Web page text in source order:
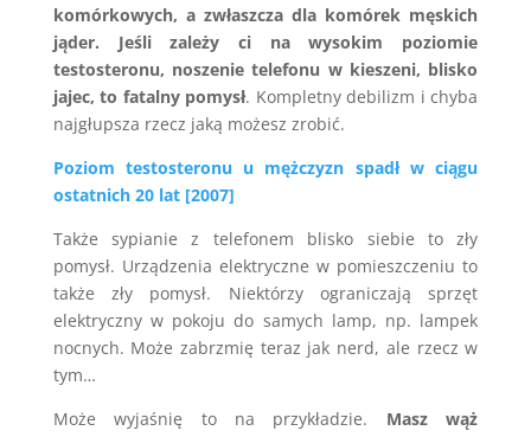
komórkowych, a zwłaszcza dla komórek męskich
jąder. Jeśli zależy ci na wysokim poziomie
testosteronu, noszenie telefonu w kieszeni, blisko
jajec, to fatalny pomysł. Kompletny debilizm i chyba
najgłupsza rzecz jaką możesz zrobić.
Poziom testosteronu u mężczyzn spadł w ciągu
ostatnich 20 lat [2007]
Także sypianie z telefonem blisko siebie to zły
pomysł. Urządzenia elektryczne w pomieszczeniu to
także zły pomysł. Niektórzy ograniczają sprzęt
elektryczny w pokoju do samych lamp, np. lampek
nocnych. Może zabrzmię teraz jak nerd, ale rzecz w
tym…
Może wyjaśnię to na przykładzie. Masz wąż